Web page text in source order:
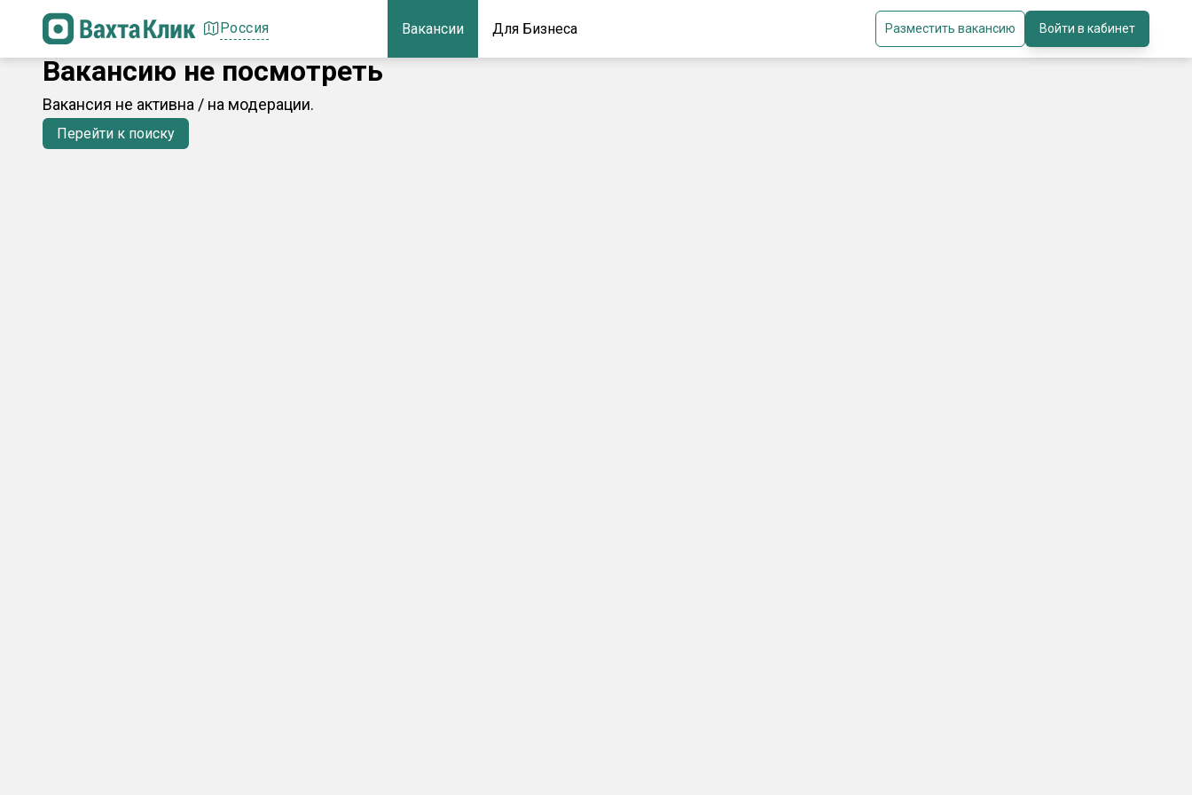
Россия Вакансии Для Бизнеса Разместить вакансию Войти в кабинет
Вакансию не посмотреть
Вакансия не активна / на модерации.
Перейти к поиску